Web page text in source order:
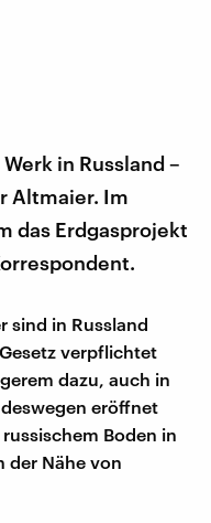
in Russland –
Altmaier. Im
das Erdgasprojekt
sind in Russland
verpflichtet
dazu, auch in
eröffnet
Boden in
der Nähe von